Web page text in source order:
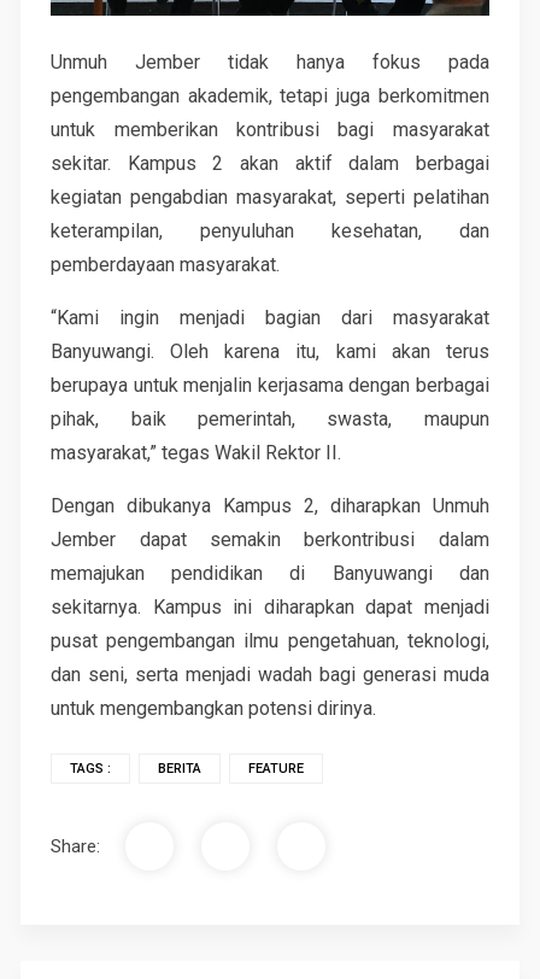
Unmuh Jember tidak hanya fokus pada
pengembangan akademik, tetapi juga berkomitmen
untuk memberikan kontribusi bagi masyarakat
sekitar. Kampus 2 akan aktif dalam berbagai
kegiatan pengabdian masyarakat, seperti pelatihan
keterampilan, penyuluhan kesehatan, dan
pemberdayaan masyarakat.
“Kami ingin menjadi bagian dari masyarakat
Banyuwangi. Oleh karena itu, kami akan terus
berupaya untuk menjalin kerjasama dengan berbagai
pihak, baik pemerintah, swasta, maupun
masyarakat,” tegas Wakil Rektor II.
Dengan dibukanya Kampus 2, diharapkan Unmuh
Jember dapat semakin berkontribusi dalam
memajukan pendidikan di Banyuwangi dan
sekitarnya. Kampus ini diharapkan dapat menjadi
pusat pengembangan ilmu pengetahuan, teknologi,
dan seni, serta menjadi wadah bagi generasi muda
untuk mengembangkan potensi dirinya.
TAGS : BERITA FEATURE
Share: